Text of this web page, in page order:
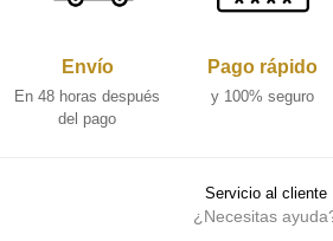
Envío
En 48 horas después
del pago
Pago rápido
y 100% seguro
Servicio al cliente
¿Necesitas